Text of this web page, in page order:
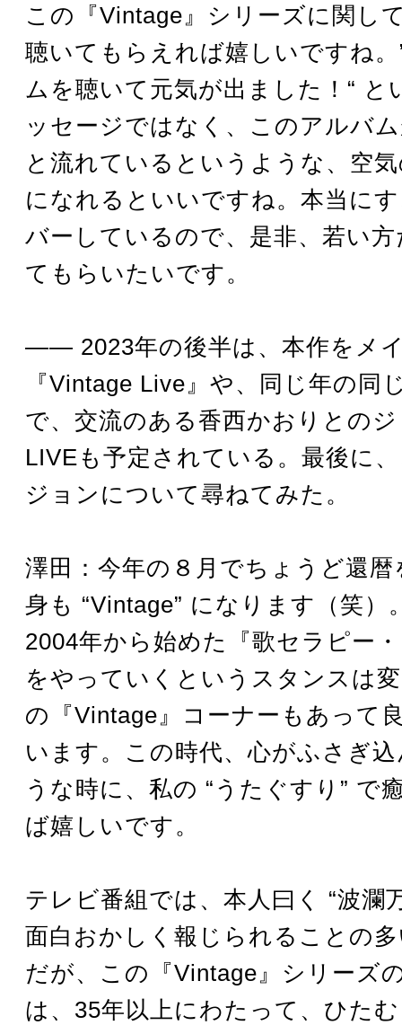
この『Vintage』シリーズに関し
聴いてもらえれば嬉しいですね
ムを聴いて元気が出ました！“ と
ッセージではなく、このアルバ
と流れているというような、空
になれるといいですね。本当に
バーしているので、是非、若い
てもらいたいです。
―― 2023年の後半は、本作をメ
『Vintage Live』や、同じ年の同
で、交流のある香西かおりとの
LIVEも予定されている。最後に
ジョンについて尋ねてみた。
澤田：今年の８月でちょうど還暦
身も “Vintage” になります（笑）
2004年から始めた『歌セラピー
をやっていくというスタンスは
の『Vintage』コーナーもあって
います。この時代、心がふさぎ
うな時に、私の “うたぐすり” で
ば嬉しいです。
テレビ番組では、本人曰く “波瀾
面白おかしく報じられることの
だが、この『Vintage』シリーズ
は、35年以上にわたって、ひた